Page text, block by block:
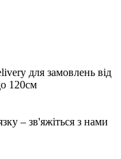
для замовлень від
120см
– зв'яжіться з нами